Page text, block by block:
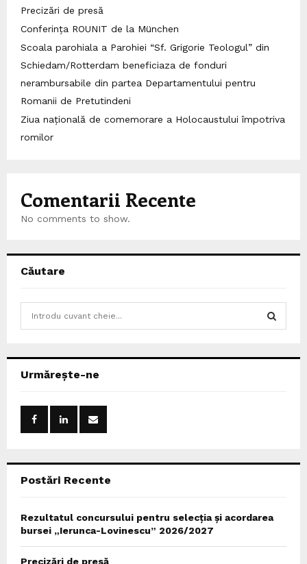
Precizări de presă
Conferința ROUNIT de la München
Scoala parohiala a Parohiei “Sf. Grigorie Teologul” din
Schiedam/Rotterdam beneficiaza de fonduri
nerambursabile din partea Departamentului pentru
Romanii de Pretutindeni
Ziua națională de comemorare a Holocaustului împotriva
romilor
Comentarii Recente
No comments to show.
Căutare
h
Urmărește-ne
Postări Recente
Rezultatul concursului pentru selecția și acordarea
bursei „Ierunca-Lovinescu” 2026/2027
Precizări de presă